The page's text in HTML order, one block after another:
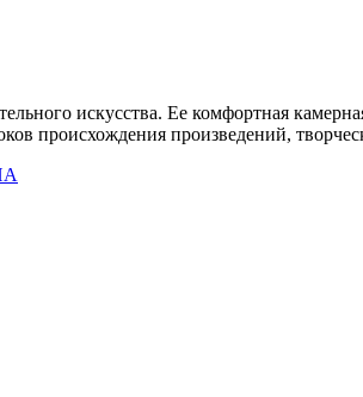
искусства. Ее комфортная
происхождения произведений,